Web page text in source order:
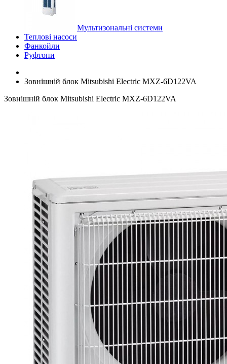
Мультизональні системи
Теплові насоси
Фанкойли
Руфтопи
Зовнішній блок Mitsubishi Electric MXZ-6D122VA
Зовнішній блок Mitsubishi Electric MXZ-6D122VA